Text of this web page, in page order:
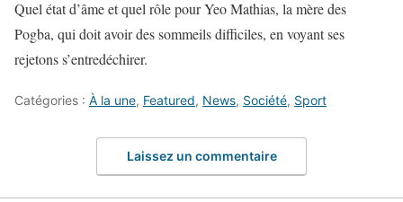
Quel état d’âme et quel rôle pour Yeo Mathias, la mère des
Pogba, qui doit avoir des sommeils difficiles, en voyant ses
rejetons s’entredéchirer.
Catégories : À la une, Featured, News, Société, Sport
Laissez un commentaire